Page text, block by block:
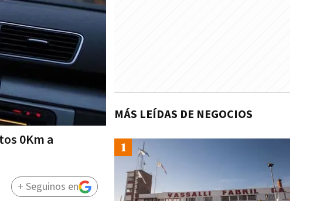
0Km a
+ Seguinos en
MÁS LEÍDAS DE NEGOCIOS